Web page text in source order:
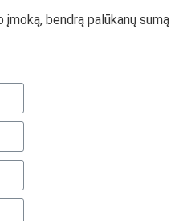
bendrą palūkanų sumą